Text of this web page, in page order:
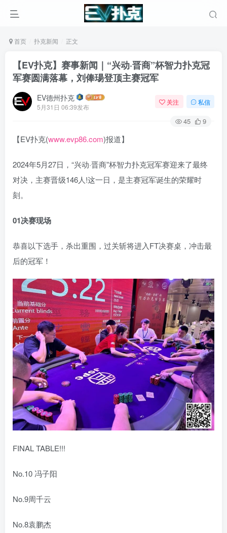
首页 扑克新闻 正文
【EV扑克】赛事新闻｜“兴动·晋商”杯智力扑克冠
军赛圆满落幕，刘俸瑒登顶主赛冠军
EV德州扑克
5月31日 06:39发布
关注 私信
45 9
【EV扑克(www.evp86.com)报道】
2024年5月27日，“兴动·晋商”杯智力扑克冠军赛迎来了最终
对决，主赛晋级146人!这一日，是主赛冠军诞生的荣耀时
刻。
01决赛现场
恭喜以下选手，杀出重围，过关斩将进入FT决赛桌，冲击最
后的冠军！
FINAL TABLE!!!
No.10 冯子阳
No.9周千云
No.8袁鹏杰